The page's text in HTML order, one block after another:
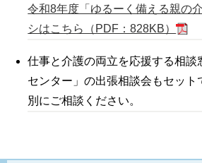
令和8年度「ゆるーく備える親の
シはこちら（PDF：828KB）
仕事と介護の両立を応援する相談
センター」の出張相談会もセット
別にご相談ください。